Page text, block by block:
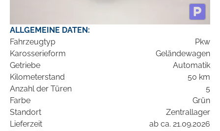
ALLGEMEINE DATEN:
Fahrzeugtyp
Pkw
Karosserieform
Geländewagen
Getriebe
Automatik
Kilometerstand
50 km
Anzahl der Türen
5
Farbe
Grün
Standort
Zentrallager
Lieferzeit
ab ca. 21.09.2026